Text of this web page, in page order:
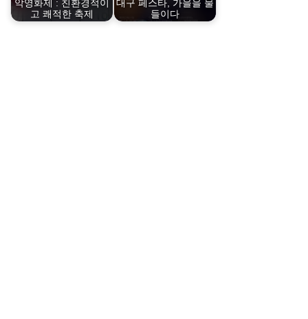
악영화제 : 친환경적이
고 쾌적한 축제
대구 페스타, 가을을 물
들이다